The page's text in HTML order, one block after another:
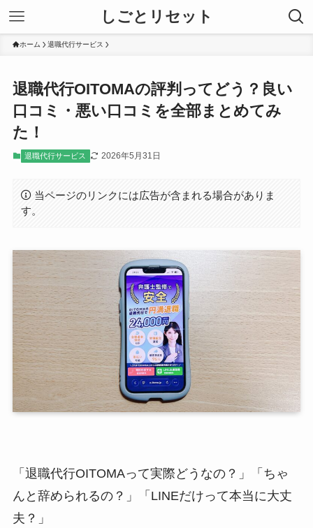
しごとリセット
ホーム 退職代行サービス
退職代行OITOMAの評判ってどう？良い
口コミ・悪い口コミを全部まとめてみ
た！
退職代行サービス 2026年5月31日
当ページのリンクには広告が含まれる場合がありま
す。
「退職代行OITOMAって実際どうなの？」「ちゃ
んと辞められるの？」「LINEだけって本当に大丈
夫？」